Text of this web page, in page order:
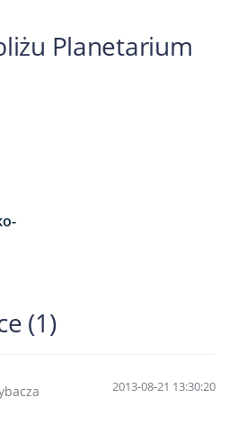
Planetarium
(1)
2013-08-21 13:30:20